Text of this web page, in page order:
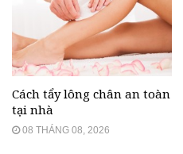
Cách tẩy lông chân an toàn
tại nhà
08 THÁNG 08, 2026